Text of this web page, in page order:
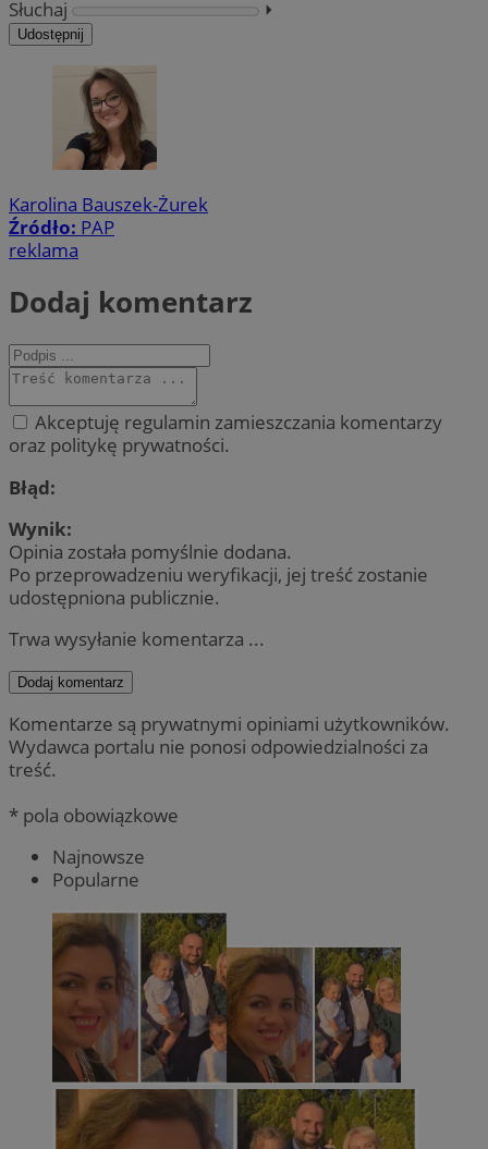
Słuchaj ⏵︎
Udostępnij
Karolina Bauszek-Żurek
Źródło: PAP
reklama
Dodaj komentarz
Akceptuję regulamin zamieszczania komentarzy
oraz politykę prywatności.
Błąd:
Wynik:
Opinia została pomyślnie dodana.
Po przeprowadzeniu weryfikacji, jej treść zostanie
udostępniona publicznie.
Trwa wysyłanie komentarza ...
Dodaj komentarz
Komentarze są prywatnymi opiniami użytkowników.
Wydawca portalu nie ponosi odpowiedzialności za
treść.
* pola obowiązkowe
Najnowsze
Popularne